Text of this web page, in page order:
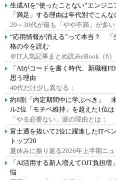
生成AIを“使ったことない”エンジ
「満足」する理由は年代別でこんな
20～30代が最も「やや不満」が多い
“応用情報が消える”って本当？
格の今を読む
＠IT人気記事まとめ読みeBook（6）
「AIがコードを書く時代、新職種
思う理由
40代だけ少し異なる：
約8割「内定期間中に学ぶべき」
ル2位「モチベ維持」を超えた1位は
「やる必要ない」派の理由とは：
富士通を抜いて2位に躍進したIT
トップ20
夏休みに振り返る2026年上半期ニュ
「AI活用する新人増えてOJT負担
悩